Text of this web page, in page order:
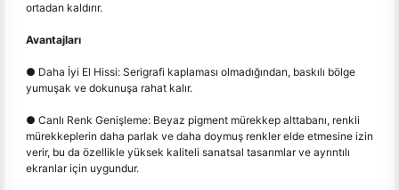
ortadan kaldırır.
Avantajları
● Daha İyi El Hissi: Serigrafi kaplaması olmadığından, baskılı bölge
yumuşak ve dokunuşa rahat kalır.
● Canlı Renk Genişleme: Beyaz pigment mürekkep alttabanı, renkli
mürekkeplerin daha parlak ve daha doymuş renkler elde etmesine izin
verir, bu da özellikle yüksek kaliteli sanatsal tasarımlar ve ayrıntılı
ekranlar için uygundur.